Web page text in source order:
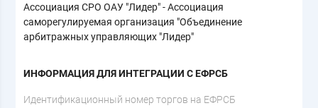
Ассоциация СРО ОАУ "Лидер" - Ассоциация
саморегулируемая организация "Объединение
арбитражных управляющих "Лидер"
ИНФОРМАЦИЯ ДЛЯ ИНТЕГРАЦИИ С ЕФРСБ
Идентификационный номер торгов на ЕФРСБ